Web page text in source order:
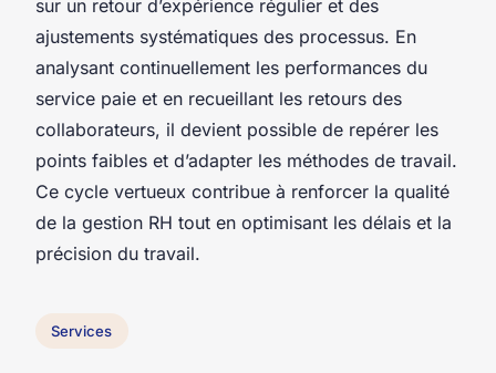
sur un retour d’expérience régulier et des
ajustements systématiques des processus. En
analysant continuellement les performances du
service paie et en recueillant les retours des
collaborateurs, il devient possible de repérer les
points faibles et d’adapter les méthodes de travail.
Ce cycle vertueux contribue à renforcer la qualité
de la gestion RH tout en optimisant les délais et la
précision du travail.
Services